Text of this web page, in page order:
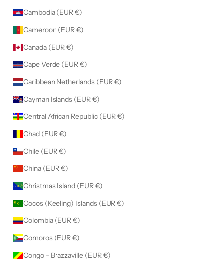
Cambodia (EUR €)
Cameroon (EUR €)
Canada (EUR €)
Cape Verde (EUR €)
Caribbean Netherlands (EUR €)
Cayman Islands (EUR €)
Central African Republic (EUR €)
Chad (EUR €)
Chile (EUR €)
China (EUR €)
Christmas Island (EUR €)
Cocos (Keeling) Islands (EUR €)
Colombia (EUR €)
Comoros (EUR €)
Congo - Brazzaville (EUR €)